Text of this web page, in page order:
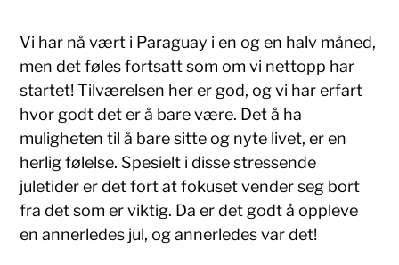
Vi har nå vært i Paraguay i en og en halv måned,
men det føles fortsatt som om vi nettopp har
startet! Tilværelsen her er god, og vi har erfart
hvor godt det er å bare være. Det å ha
muligheten til å bare sitte og nyte livet, er en
herlig følelse. Spesielt i disse stressende
juletider er det fort at fokuset vender seg bort
fra det som er viktig. Da er det godt å oppleve
en annerledes jul, og annerledes var det!